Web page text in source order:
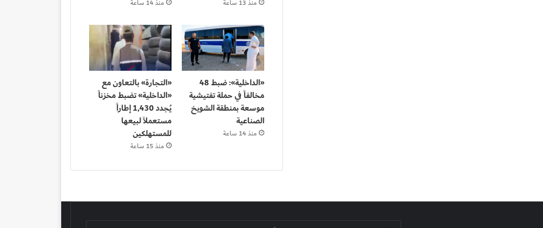
منذ 13 ساعة منذ 14 ساعة
«الداخلية»: ضبط 48
مخالفاً في حملة تفتيشية
موسعة بمنطقة الشويخ
الصناعية
منذ 14 ساعة
«التجارة» بالتعاون مع
«الداخلية» تضبط مخزناً
يُجدد 1,430 إطاراً
مستعملاً لبيعها
للمستهلكين
منذ 15 ساعة